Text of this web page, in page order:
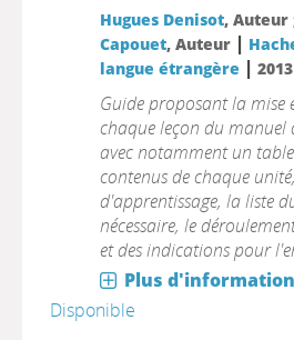
Hugues Denisot, Auteur
Capouet, Auteur |
langue étrangère | 2013
Guide proposant la mise
chaque leçon du manuel
avec notamment un
contenus de chaque
d'apprentissage, la liste
nécessaire, le
et des indications pour
Plus
Disponible